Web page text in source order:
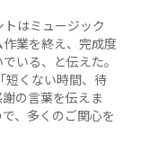
トはミュージック
業を終え、完成度
いる、と伝えた。
短くない時間、待
の言葉を伝えま
、多くのご関心を